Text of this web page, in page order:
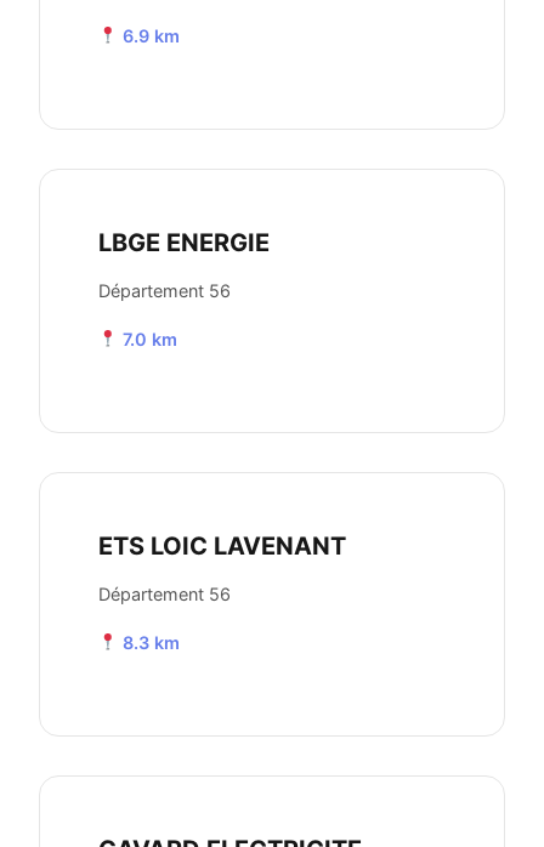
6.9 km
LBGE ENERGIE
Département 56
7.0 km
ETS LOIC LAVENANT
Département 56
8.3 km